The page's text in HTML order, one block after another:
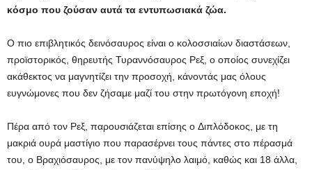
κόσμο που ζούσαν αυτά τα εντυπωσιακά ζώα.
Ο πιο επιβλητικός δεινόσαυρος είναι ο κολοσσιαίων διαστάσεων,
προϊστορικός, θηρευτής Τυραννόσαυρος Ρεξ, ο οποίος συνεχίζει
ακάθεκτος να μαγνητίζει την προσοχή, κάνοντάς μας όλους
ευγνώμονες που δεν ζήσαμε μαζί του στην πρωτόγονη εποχή!
Πέρα από τον Ρεξ, παρουσιάζεται επίσης ο Διπλόδοκος, με τη
μακριά ουρά μαστίγιο που παρασέρνει τους πάντες στο πέρασμά
του, ο Βραχιόσαυρος, με τον πανύψηλο λαιμό, καθώς και 18 άλλα,